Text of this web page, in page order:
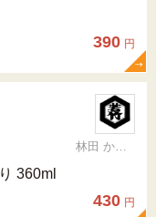
390 円
林田 かおり
360ml
430 円